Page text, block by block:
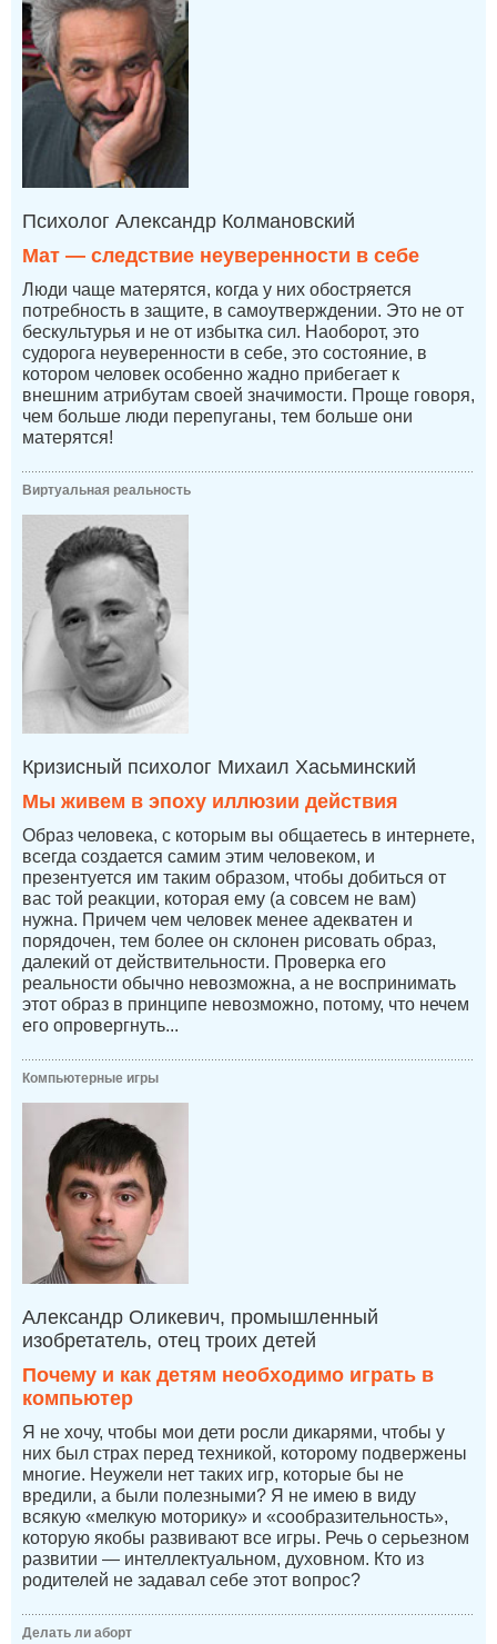
Психолог Александр Колмановский
Мат — следствие неуверенности в себе
Люди чаще матерятся, когда у них обостряется
потребность в защите, в самоутверждении. Это не от
бескультурья и не от избытка сил. Наоборот, это
судорога неуверенности в себе, это состояние, в
котором человек особенно жадно прибегает к
внешним атрибутам своей значимости. Проще говоря,
чем больше люди перепуганы, тем больше они
матерятся!
Виртуальная реальность
Кризисный психолог Михаил Хасьминский
Мы живем в эпоху иллюзии действия
Образ человека, с которым вы общаетесь в интернете,
всегда создается самим этим человеком, и
презентуется им таким образом, чтобы добиться от
вас той реакции, которая ему (а совсем не вам)
нужна. Причем чем человек менее адекватен и
порядочен, тем более он склонен рисовать образ,
далекий от действительности. Проверка его
реальности обычно невозможна, а не воспринимать
этот образ в принципе невозможно, потому, что нечем
его опровергнуть...
Компьютерные игры
Александр Оликевич, промышленный
изобретатель, отец троих детей
Почему и как детям необходимо играть в
компьютер
Я не хочу, чтобы мои дети росли дикарями, чтобы у
них был страх перед техникой, которому подвержены
многие. Неужели нет таких игр, которые бы не
вредили, а были полезными? Я не имею в виду
всякую «мелкую моторику» и «сообразительность»,
которую якобы развивают все игры. Речь о серьезном
развитии — интеллектуальном, духовном. Кто из
родителей не задавал себе этот вопрос?
Делать ли аборт